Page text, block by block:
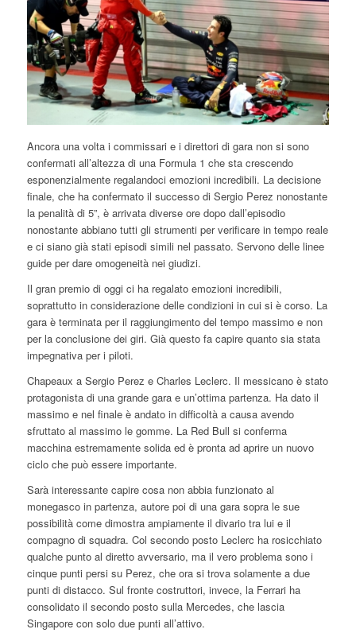
Ancora una volta i commissari e i direttori di gara non si sono
confermati all’altezza di una Formula 1 che sta crescendo
esponenzialmente regalandoci emozioni incredibili. La decisione
finale, che ha confermato il successo di Sergio Perez nonostante
la penalità di 5”, è arrivata diverse ore dopo dall’episodio
nonostante abbiano tutti gli strumenti per verificare in tempo reale
e ci siano già stati episodi simili nel passato. Servono delle linee
guide per dare omogeneità nei giudizi.
Il gran premio di oggi ci ha regalato emozioni incredibili,
soprattutto in considerazione delle condizioni in cui si è corso. La
gara è terminata per il raggiungimento del tempo massimo e non
per la conclusione dei giri. Già questo fa capire quanto sia stata
impegnativa per i piloti.
Chapeaux a Sergio Perez e Charles Leclerc. Il messicano è stato
protagonista di una grande gara e un’ottima partenza. Ha dato il
massimo e nel finale è andato in difficoltà a causa avendo
sfruttato al massimo le gomme. La Red Bull si conferma
macchina estremamente solida ed è pronta ad aprire un nuovo
ciclo che può essere importante.
Sarà interessante capire cosa non abbia funzionato al
monegasco in partenza, autore poi di una gara sopra le sue
possibilità come dimostra ampiamente il divario tra lui e il
compagno di squadra. Col secondo posto Leclerc ha rosicchiato
qualche punto al diretto avversario, ma il vero problema sono i
cinque punti persi su Perez, che ora si trova solamente a due
punti di distacco. Sul fronte costruttori, invece, la Ferrari ha
consolidato il secondo posto sulla Mercedes, che lascia
Singapore con solo due punti all’attivo.